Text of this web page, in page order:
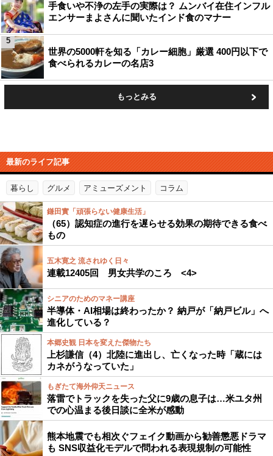
手食いや不浄の左手の実際は？ ムンバイ在住インフル
エンサーまよさんに聞いたインド食のマナー
世界の5000軒を知る「カレー細胞」厳選 400円以下で
食べられるカレーの名店3
5
もっとみる
最新のライフ記事
暮らし グルメ アミューズメント コラム
鎌田實「頑張らない健康生活」
（65）認知症の進行を遅らせる効果の期待できる食べ
もの
五木寛之 流されゆく日々
連載12405回 男女共学のころ <4>
シニアのためのマネー講座
半導体・AI相場は終わったか？ 納戸が「納戸ビル」へ
進化している？
本郷史観 日本を変えた傑物たち
上杉謙信（4）北陸に進出し、亡くなった時「蔵には
カネがうなっていた」
もぎたて海外仰天ニュース
落雷でトラックを失った父に9歳の息子は…米ユタ州
での心温まる後日談に全米が感動
熊本地震でも相次ぐフェイク動画から勧善懲悪ドラマ
も SNS収益化モデルで問われる表現規制の可能性